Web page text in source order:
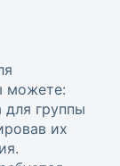
можете:
для группы
их